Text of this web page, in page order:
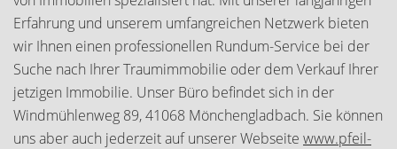
Erfahrung und unserem umfangreichen Netzwerk bieten
wir Ihnen einen professionellen Rundum-Service bei der
Suche nach Ihrer Traumimmobilie oder dem Verkauf Ihrer
jetzigen Immobilie. Unser Büro befindet sich in der
Windmühlenweg 89, 41068 Mönchengladbach. Sie können
uns aber auch jederzeit auf unserer Webseite www.pfeil-